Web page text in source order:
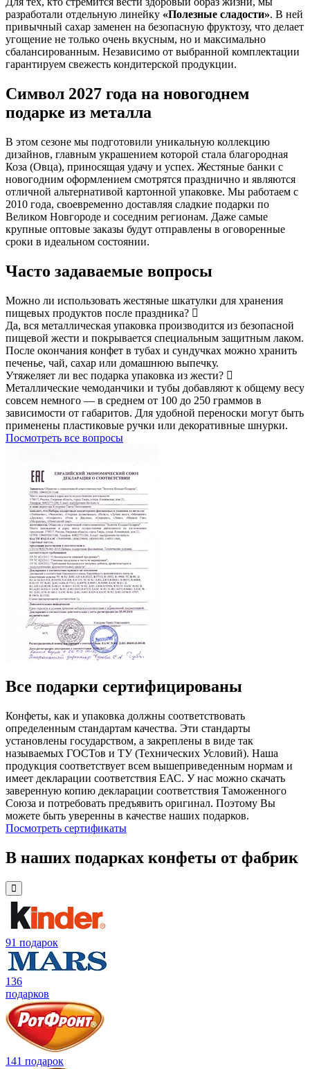
разработали отдельную линейку «Полезные сладости». В ней
привычный сахар заменен на безопасную фруктозу, что делает
угощение не только очень вкусным, но и максимально
сбалансированным. Независимо от выбранной комплектации
гарантируем свежесть кондитерской продукции.
Символ 2027 года на новогоднем
подарке из металла
В этом сезоне мы подготовили уникальную коллекцию
дизайнов, главным украшением которой стала благородная
Коза (Овца), приносящая удачу и успех. Жестяные банки с
новогодним оформлением смотрятся празднично и являются
отличной альтернативой картонной упаковке. Мы работаем с
2010 года, своевременно доставляя сладкие подарки по
Великом Новгороде и соседним регионам. Даже самые
крупные оптовые заказы будут отправлены в оговоренные
сроки в идеальном состоянии.
Часто задаваемые вопросы
Можно ли использовать жестяные шкатулки для хранения
пищевых продуктов после праздника?
Да, вся металлическая упаковка производится из безопасной
пищевой жести и покрывается специальным защитным лаком.
После окончания конфет в тубах и сундучках можно хранить
печенье, чай, сахар или домашнюю выпечку.
Утяжеляет ли вес подарка упаковка из жести?
Металлические чемоданчики и тубы добавляют к общему весу
совсем немного — в среднем от 100 до 250 граммов в
зависимости от габаритов. Для удобной переноски могут быть
применены пластиковые ручки или декоративные шнурки.
Посмотреть все вопросы
Все подарки сертифицированы
Конфеты, как и упаковка должны соответствовать
определенным стандартам качества. Эти стандарты
установлены государством, а закреплены в виде так
называемых ГОСТов и ТУ (Технических Условий). Наша
продукция соответствует всем вышеприведенным нормам и
имеет декларации соответствия ЕАС. У нас можно скачать
заверенную копию декларации соответствия Таможенного
Союза и потребовать предъявить оригинал. Поэтому Вы
можете быть уверенны в качестве наших подарков.
Посмотреть сертификаты
В наших подарках конфеты от фабрик
91 подарок
136
подарков
141 подарок